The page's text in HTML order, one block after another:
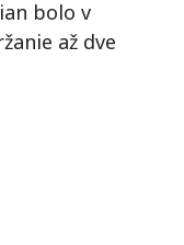
bolo v
až dve